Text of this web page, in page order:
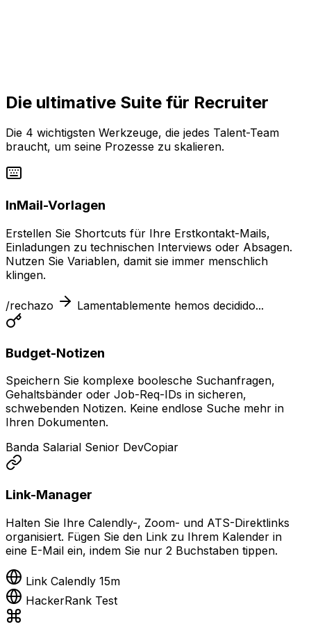
Die ultimative Suite für Recruiter
Die 4 wichtigsten Werkzeuge, die jedes Talent-Team
braucht, um seine Prozesse zu skalieren.
InMail-Vorlagen
Erstellen Sie Shortcuts für Ihre Erstkontakt-Mails,
Einladungen zu technischen Interviews oder Absagen.
Nutzen Sie Variablen, damit sie immer menschlich
klingen.
/rechazo Lamentablemente hemos decidido...
Budget-Notizen
Speichern Sie komplexe boolesche Suchanfragen,
Gehaltsbänder oder Job-Req-IDs in sicheren,
schwebenden Notizen. Keine endlose Suche mehr in
Ihren Dokumenten.
Banda Salarial Senior DevCopiar
Link-Manager
Halten Sie Ihre Calendly-, Zoom- und ATS-Direktlinks
organisiert. Fügen Sie den Link zu Ihrem Kalender in
eine E-Mail ein, indem Sie nur 2 Buchstaben tippen.
Link Calendly 15m
HackerRank Test